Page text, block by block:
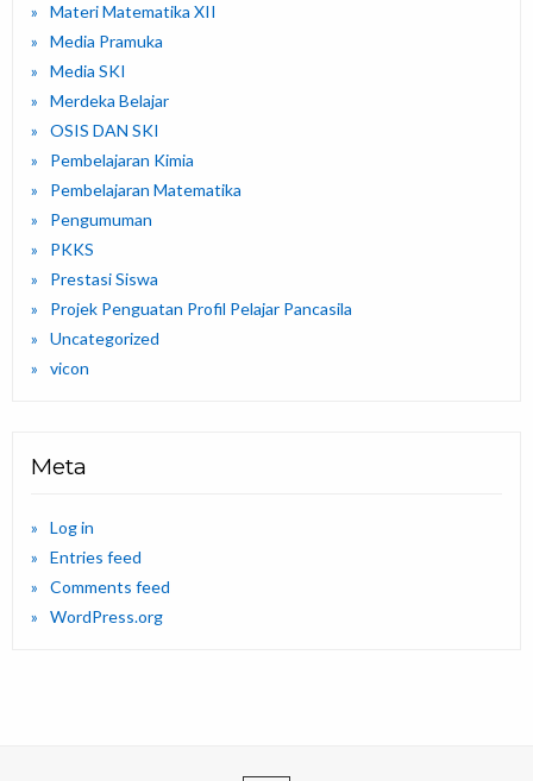
Materi Matematika XII
Media Pramuka
Media SKI
Merdeka Belajar
OSIS DAN SKI
Pembelajaran Kimia
Pembelajaran Matematika
Pengumuman
PKKS
Prestasi Siswa
Projek Penguatan Profil Pelajar Pancasila
Uncategorized
vicon
Meta
Log in
Entries feed
Comments feed
WordPress.org